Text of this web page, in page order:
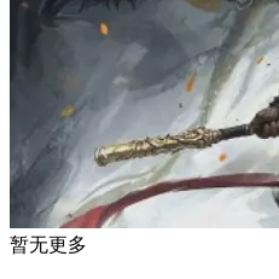
暂无更多